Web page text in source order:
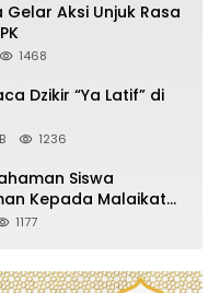
Aksi Unjuk Rasa
1468
Dzikir “Ya Latif” di
1236
Siswa
Kepada Malaikat
Pembelajaran
1177